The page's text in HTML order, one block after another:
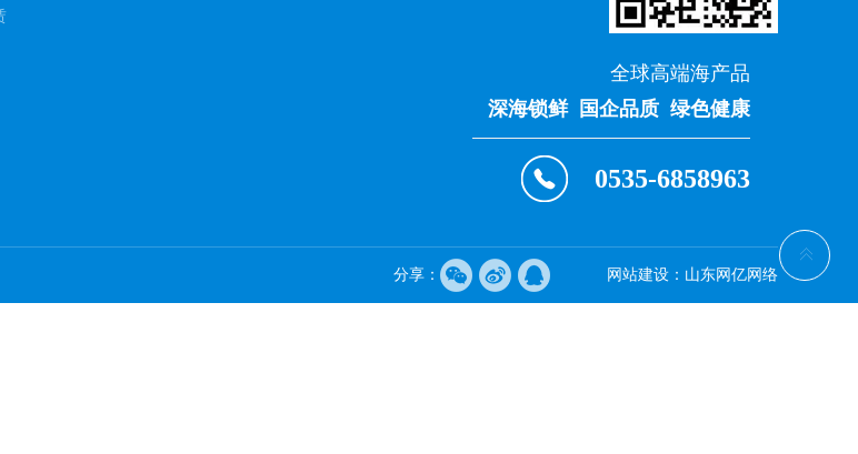
全球高端海产品
深海锁鲜 国企品质 绿色健康
0535-6858963
网站建设： 山东网亿网络
分享：